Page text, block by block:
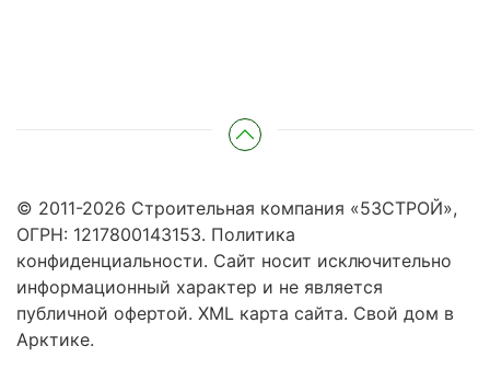
© 2011-2026 Строительная компания «53СТРОЙ»,
ОГРН: 1217800143153. Политика
конфиденциальности. Сайт носит исключительно
информационный характер и не является
публичной офертой. XML карта сайта. Свой дом в
Арктике.